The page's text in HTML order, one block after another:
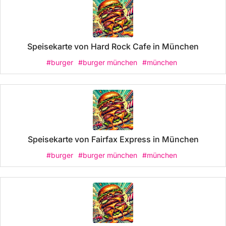
Speisekarte von Hard Rock Cafe in München
#burger #burger münchen #münchen
Speisekarte von Fairfax Express in München
#burger #burger münchen #münchen